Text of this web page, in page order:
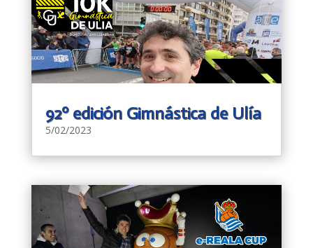
92º edición Gimnástica de Ulía
5/02/2023